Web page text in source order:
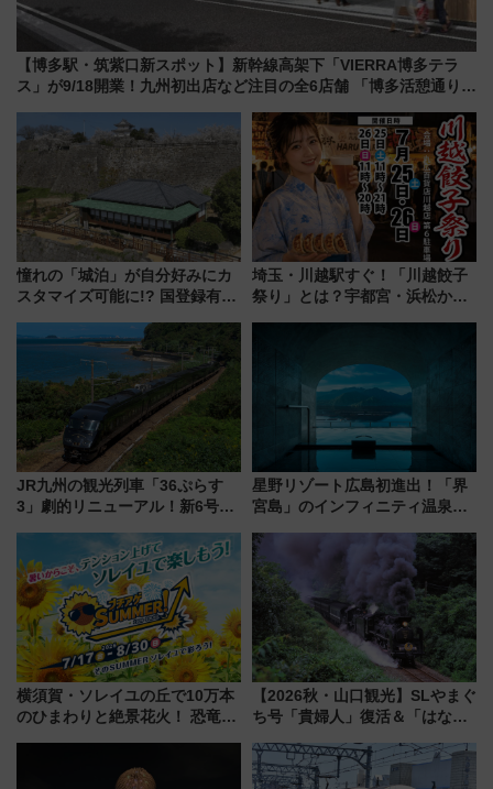
【博多駅・筑紫口新スポット】新幹線高架下「VIERRA博多テラ
ス」が9/18開業！九州初出店など注目の全6店舗 「博多活憩通り」
憧れの「城泊」が自分好みにカ
スタマイズ可能に!? 国登録有形
にオーダーメイド型の宿泊プラ
ンが誕生！
埼玉・川越駅すぐ！「川越餃子
祭り」とは？宇都宮・浜松から
JR九州の観光列車「36ぷらす
3」劇的リニューアル！新6号車
別 “プレミアムランチ”導入･ル
ートや価格など解説
星野リゾート広島初進出！「界
宮島」のインフィニティ温泉と
宿泊料金・アクセスは？（2026
年7月23日開業）
横須賀・ソレイユの丘で10万本
のひまわりと絶景花火！ 恐竜や
7月17日～開催）
【2026秋・山口観光】SLやまぐ
ち号「貴婦人」復活＆「はなあ
注目観光列車まとめ きっぷの取
り方は？